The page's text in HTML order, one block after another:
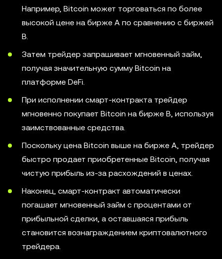
Например, Bitcoin может торговаться по более
высокой цене на бирже A по сравнению с биржей
B.
Затем трейдер запрашивает мгновенный займ,
получая значительную сумму Bitcoin на
платформе DeFi.
При исполнении смарт-контракта трейдер
мгновенно покупает Bitcoin на бирже B, используя
заимствованные средства.
Поскольку цена Bitcoin выше на бирже А, трейдер
быстро продает приобретенные Bitcoin, получая
чистую прибыль из-за расхождений в ценах.
Наконец, смарт-контракт автоматически
погашает мгновенный займ с процентами от
прибыльной сделки, а оставшаяся прибыль
становится вознаграждением криптовалютного
трейдера.